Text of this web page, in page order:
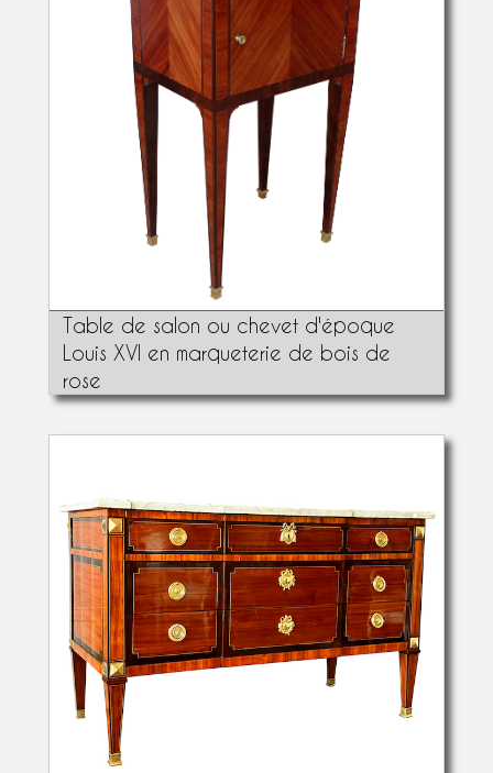
Table de salon ou chevet d'époque
Louis XVI en marqueterie de bois de
rose